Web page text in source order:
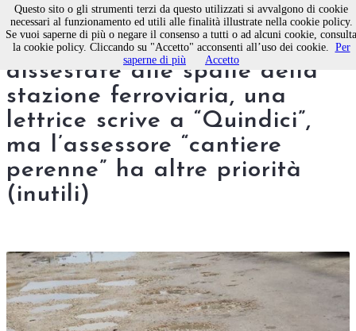
Ancora sulle strade
dissestate alle spalle della
stazione ferroviaria, una
lettrice scrive a “Quindici”,
ma l’assessore “cantiere
perenne” ha altre priorità
(inutili)
Questo sito o gli strumenti terzi da questo utilizzati si avvalgono di cookie
necessari al funzionamento ed utili alle finalità illustrate nella cookie policy.
Se vuoi saperne di più o negare il consenso a tutti o ad alcuni cookie, consulta
la cookie policy. Cliccando su "Accetto" acconsenti all’uso dei cookie. Per
saperne di più
Accetto